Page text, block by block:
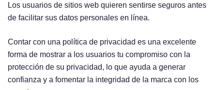
Los usuarios de sitios web quieren sentirse seguros antes
de facilitar sus datos personales en línea.
Contar con una política de privacidad es una excelente
forma de mostrar a los usuarios tu compromiso con la
protección de su privacidad, lo que ayuda a generar
confianza y a fomentar la integridad de la marca con los